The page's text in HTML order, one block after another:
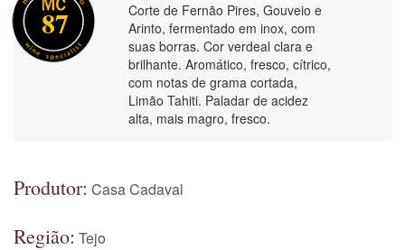
87
Corte de Fernão Pires, Gouveio e
Arinto, fermentado em inox, com
suas borras. Cor verdeal clara e
brilhante. Aromático, fresco, cítrico,
com notas de grama cortada,
Limão Tahiti. Paladar de acidez
alta, mais magro, fresco.
Produtor: Casa Cadaval
Região: Tejo